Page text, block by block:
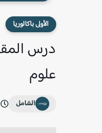
الأولى باكالوريا
درس
علوم
الشامل